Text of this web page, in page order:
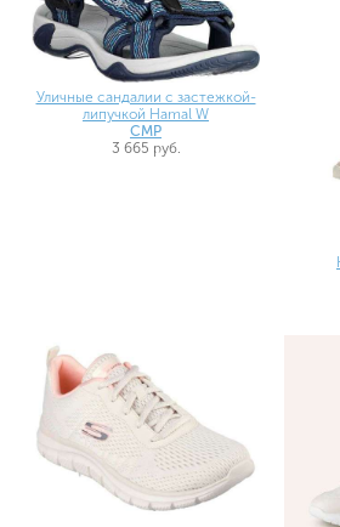
Уличные сандалии с застежкой-
липучкой Hamal W
CMP
3 665 руб.